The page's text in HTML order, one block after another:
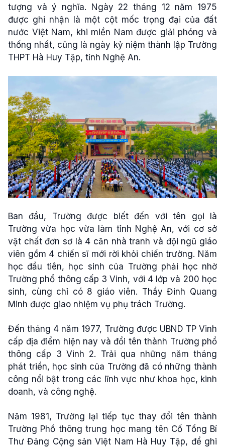
tượng và ý nghĩa. Ngày 22 tháng 12 năm 1975
được ghi nhận là một cột mốc trọng đại của đất
nước Việt Nam, khi miền Nam được giải phóng và
thống nhất, cũng là ngày kỷ niệm thành lập Trường
THPT Hà Huy Tập, tỉnh Nghệ An.
Ban đầu, Trường được biết đến với tên gọi là
Trường vừa học vừa làm tỉnh Nghệ An, với cơ sở
vật chất đơn sơ là 4 căn nhà tranh và đội ngũ giáo
viên gồm 4 chiến sĩ mới rời khỏi chiến trường. Năm
học đầu tiên, học sinh của Trường phải học nhờ
Trường phổ thông cấp 3 Vinh, với 4 lớp và 200 học
sinh, cùng chỉ có 8 giáo viên. Thầy Đinh Quang
Minh được giao nhiệm vụ phụ trách Trường.
Đến tháng 4 năm 1977, Trường được UBND TP Vinh
cấp địa điểm hiện nay và đổi tên thành Trường phổ
thông cấp 3 Vinh 2. Trải qua những năm tháng
phát triển, học sinh của Trường đã có những thành
công nổi bật trong các lĩnh vực như khoa học, kinh
doanh, và công nghệ.
Năm 1981, Trường lại tiếp tục thay đổi tên thành
Trường Phổ thông trung học mang tên Cố Tổng Bí
Thư Đảng Cộng sản Việt Nam Hà Huy Tập, để ghi